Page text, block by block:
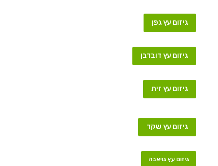
גיזום עץ גפן
גיזום עץ דובדבן
גיזום עץ זית
גיזום עץ שקד
גיזום עץ גויאבה